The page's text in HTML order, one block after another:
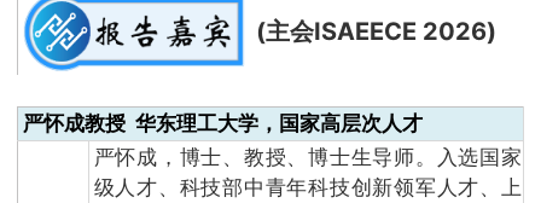
(主会ISAEECE 2026)
严怀成教授 华东理工大学，国家高层次人才
严怀成，博士、教授、博士生导师。入选国家
级人才、科技部中青年科技创新领军人才、上